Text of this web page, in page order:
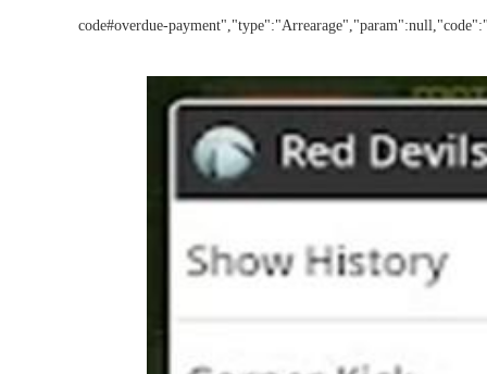
code#overdue-